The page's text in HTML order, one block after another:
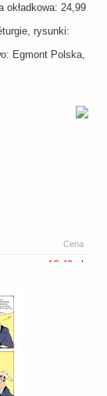
okładkowa: 24,99
rysunki:
Egmont Polska,